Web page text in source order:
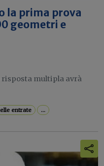
la prima prova
geometri e
risposta multipla avrà
entrate ...